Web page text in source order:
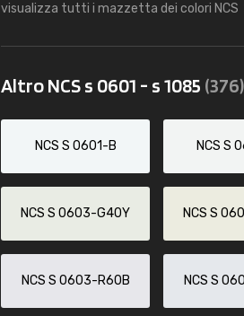
visualizza tutti i mazzetta dei colori NCS
Altro NCS s 0601 - s 1085 (376)
NCS S 0601-B NCS S
NCS S 0603-G40Y NCS S
NCS S 0603-R60B NCS S